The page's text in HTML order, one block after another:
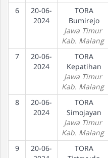
6
20-06-
2024
TORA
Bumirejo
Jawa Timur
Kab. Malang
7
20-06-
2024
TORA
Kepatihan
Jawa Timur
Kab. Malang
8
20-06-
2024
TORA
Simojayan
Jawa Timur
Kab. Malang
9
20-06-
TORA